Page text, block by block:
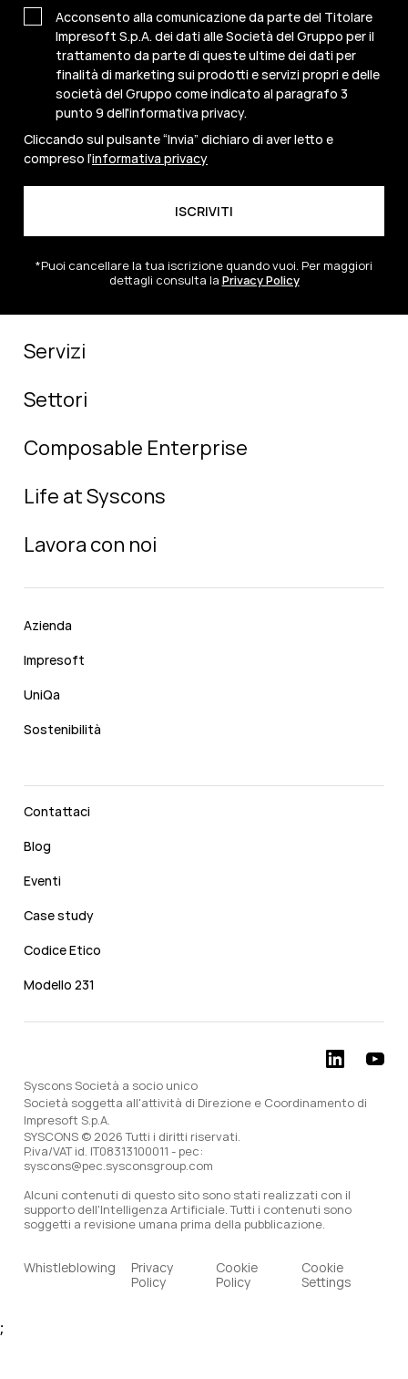
Acconsento alla comunicazione da parte del Titolare
Impresoft S.p.A. dei dati alle Società del Gruppo per il
trattamento da parte di queste ultime dei dati per
finalità di marketing sui prodotti e servizi propri e delle
società del Gruppo come indicato al paragrafo 3
punto 9 dell'informativa privacy.
Cliccando sul pulsante “Invia” dichiaro di aver letto e
compreso l’informativa privacy
*Puoi cancellare la tua iscrizione quando vuoi. Per maggiori
dettagli consulta la Privacy Policy
Servizi
Settori
Composable Enterprise
Life at Syscons
Lavora con noi
Azienda
Impresoft
UniQa
Sostenibilità
Contattaci
Blog
Eventi
Case study
Codice Etico
Modello 231
Syscons Società a socio unico
Società soggetta all'attività di Direzione e Coordinamento di
Impresoft S.p.A.
SYSCONS © 2026 Tutti i diritti riservati.
P.iva/VAT id. IT08313100011 - pec:
syscons@pec.sysconsgroup.com
Alcuni contenuti di questo sito sono stati realizzati con il
supporto dell'Intelligenza Artificiale. Tutti i contenuti sono
soggetti a revisione umana prima della pubblicazione.
Whistleblowing
Privacy
Policy
Cookie
Policy
Cookie
Settings
;